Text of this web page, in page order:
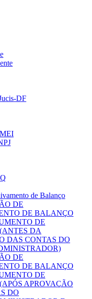
DF
de Balanço
DE
DE BALANÇO
DE
DA
DAS CONTAS DO
DE
DE BALANÇO
DE
APROVAÇÃO
DO